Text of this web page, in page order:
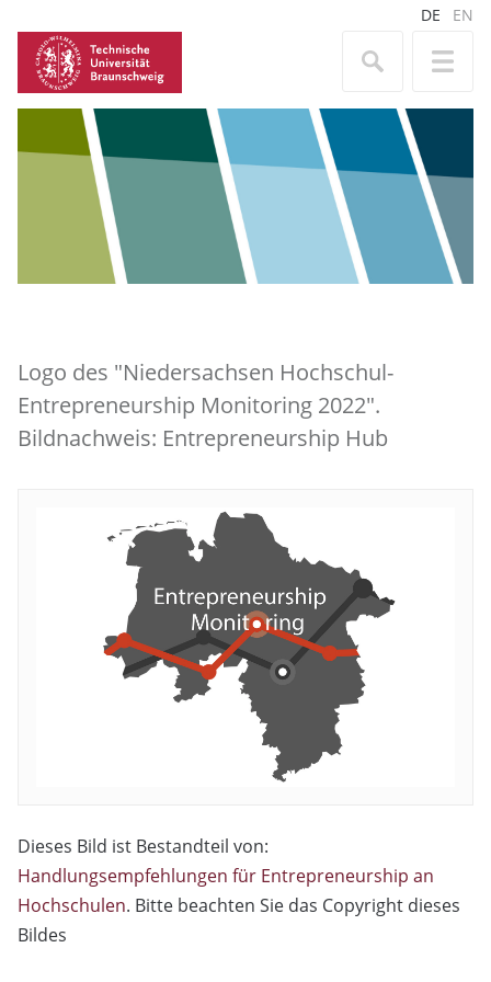
DE EN
Logo des "Niedersachsen Hochschul-
Entrepreneurship Monitoring 2022".
Bildnachweis: Entrepreneurship Hub
Dieses Bild ist Bestandteil von:
Handlungsempfehlungen für Entrepreneurship an
Hochschulen. Bitte beachten Sie das Copyright dieses
Bildes